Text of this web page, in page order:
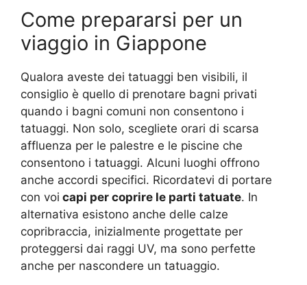
Come prepararsi per un
viaggio in Giappone
Qualora aveste dei tatuaggi ben visibili, il
consiglio è quello di prenotare bagni privati
quando i bagni comuni non consentono i
tatuaggi. Non solo, scegliete orari di scarsa
affluenza per le palestre e le piscine che
consentono i tatuaggi. Alcuni luoghi offrono
anche accordi specifici. Ricordatevi di portare
con voi capi per coprire le parti tatuate. In
alternativa esistono anche delle calze
copribraccia, inizialmente progettate per
proteggersi dai raggi UV, ma sono perfette
anche per nascondere un tatuaggio.